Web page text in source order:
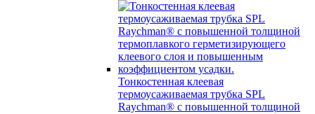
Тонкостенная клеевая
термоусаживаемая трубка SPL
Raychman® с повышенной толщиной